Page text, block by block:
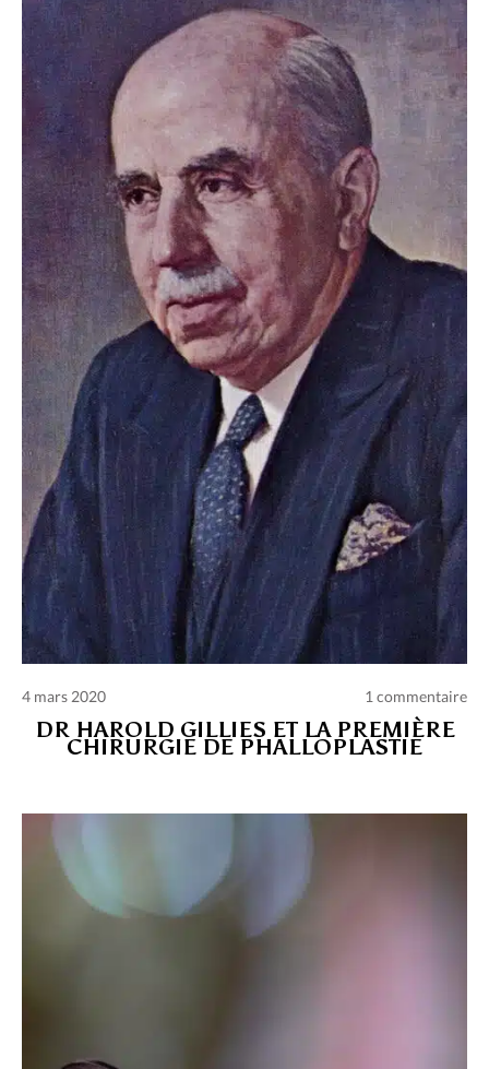
4 mars 2020 1 commentaire
DR HAROLD GILLIES ET LA PREMIÈRE
CHIRURGIE DE PHALLOPLASTIE